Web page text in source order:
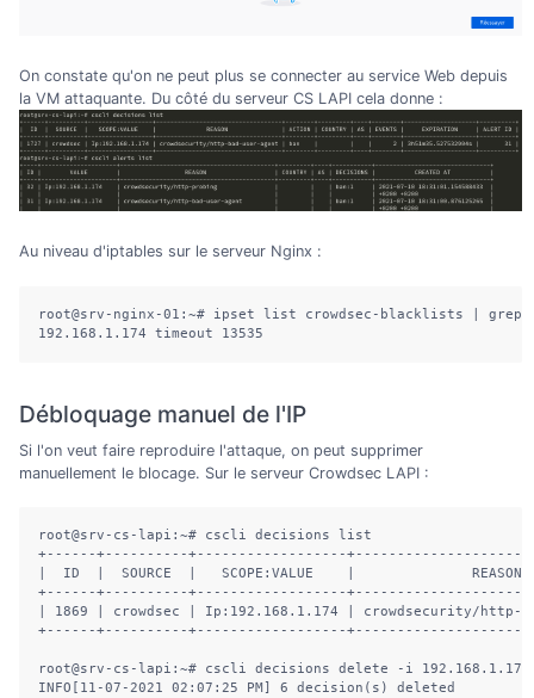
On constate qu'on ne peut plus se connecter au service Web depuis
la VM attaquante. Du côté du serveur CS LAPI cela donne :
Au niveau d'iptables sur le serveur Nginx :
root@srv-nginx-01:~# ipset list crowdsec-blacklists | grep
192.168.1.174 timeout 13535
Débloquage manuel de l'IP
Si l'on veut faire reproduire l'attaque, on peut supprimer
manuellement le blocage. Sur le serveur Crowdsec LAPI :
root@srv-cs-lapi:~# cscli decisions list
+------+----------+------------------
|  ID  |  SOURCE  |   SCOPE:VALUE    |
+------+----------+------------------
| 1869 | crowdsec | Ip:192.168.1.174 | crowdsecurity/
+------+----------+------------------
root@srv-cs-lapi:~# cscli decisions delete -i
INFO[11-07-2021 02:07:25 PM] 6 decision(s) deleted